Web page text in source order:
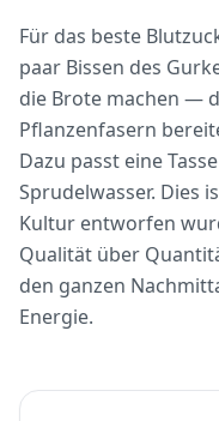
Für das beste
paar Bissen des
die Brote machen —
Pflanzenfasern
Dazu passt eine
Sprudelwasser. Dies
Kultur entworfen
Qualität über
den ganzen
Energie.